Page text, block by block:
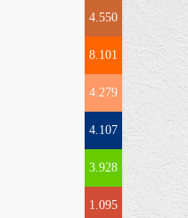
4.550
8.101
4.279
4.107
3.928
1.095